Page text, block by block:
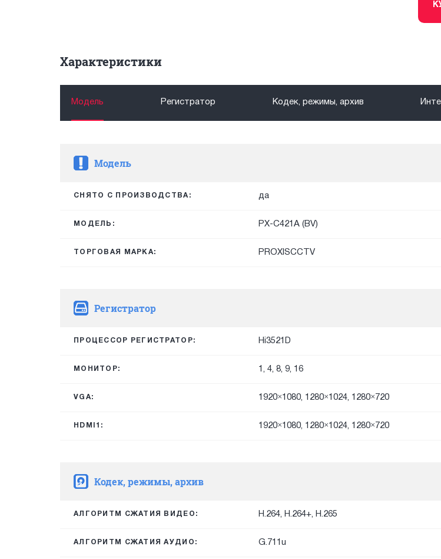
Характеристики
Модель Регистратор Кодек, режимы, архив
Модель
СНЯТО С ПРОИЗВОДСТВА: да
МОДЕЛЬ: PX-C421A (BV)
ТОРГОВАЯ МАРКА: PROXISCCTV
Регистратор
ПРОЦЕССОР РЕГИСТРАТОР: Hi3521D
МОНИТОР: 1, 4, 8, 9, 16
VGA: 1920×1080, 1280×1024, 1280×720
HDMI1: 1920×1080, 1280×1024, 1280×720
Кодек, режимы, архив
АЛГОРИТМ СЖАТИЯ ВИДЕО: H.264, H.264+, H.265
АЛГОРИТМ СЖАТИЯ АУДИО: G.711u